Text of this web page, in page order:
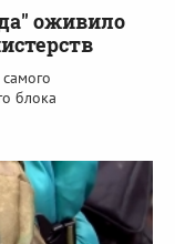
оживило
блока